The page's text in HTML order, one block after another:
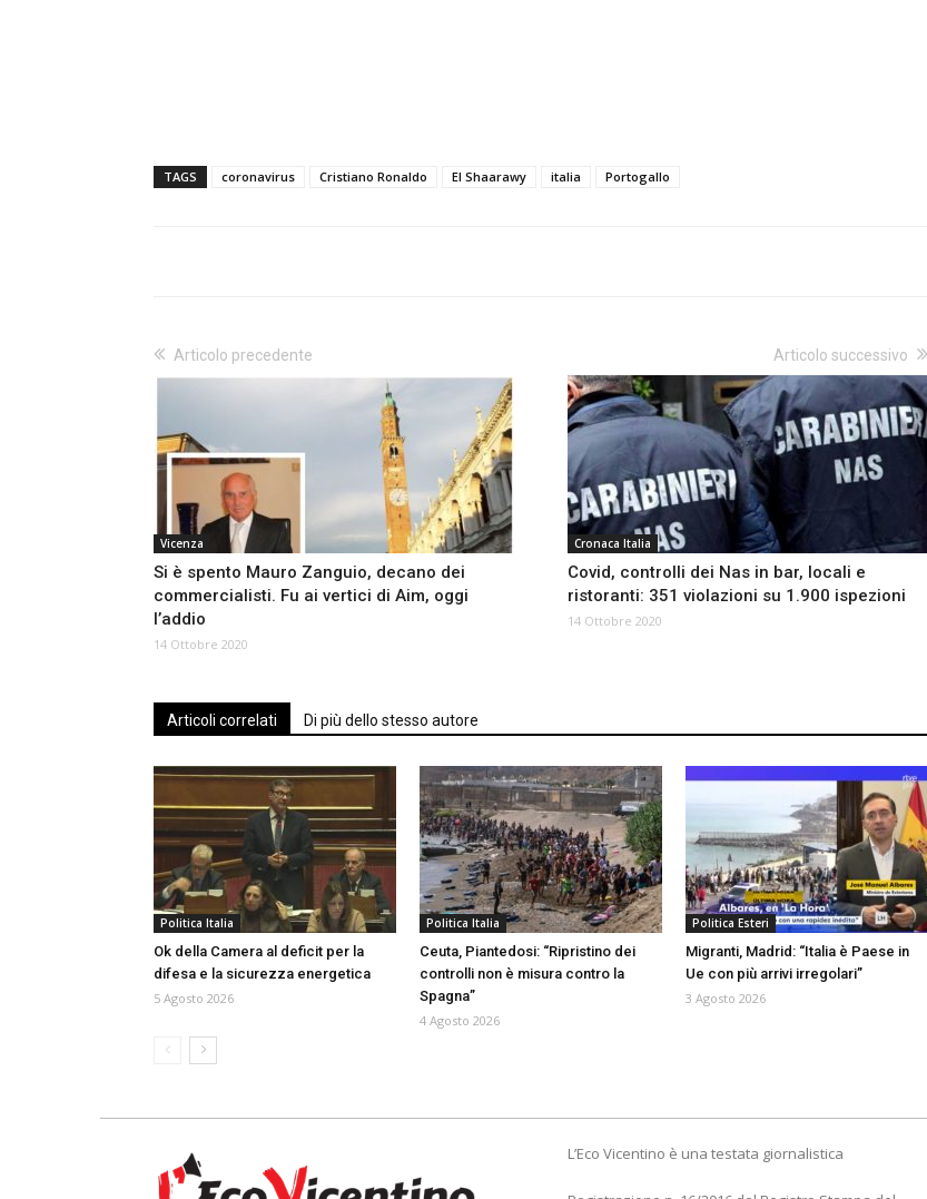
TAGS coronavirus Cristiano Ronaldo El Shaarawy italia Portogallo
Articolo precedente
Vicenza
Si è spento Mauro Zanguio, decano dei
commercialisti. Fu ai vertici di Aim, oggi
l’addio
14 Ottobre 2020
Articolo successivo
Cronaca Italia
Covid, controlli dei Nas in bar, locali e
ristoranti: 351 violazioni su 1.900 ispezioni
14 Ottobre 2020
Articoli correlati Di più dello stesso autore
Politica Italia
Ok della Camera al deficit per la
difesa e la sicurezza energetica
5 Agosto 2026
Politica Italia
Ceuta, Piantedosi: “Ripristino dei
controlli non è misura contro la
Spagna”
4 Agosto 2026
Politica Esteri
Migranti, Madrid: “Italia è Paese in
Ue con più arrivi irregolari”
3 Agosto 2026
L’Eco Vicentino è una testata giornalistica